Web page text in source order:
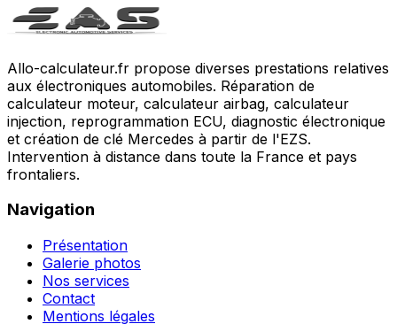
Allo-calculateur.fr propose diverses prestations relatives
aux électroniques automobiles. Réparation de
calculateur moteur, calculateur airbag, calculateur
injection, reprogrammation ECU, diagnostic électronique
et création de clé Mercedes à partir de l'EZS.
Intervention à distance dans toute la France et pays
frontaliers.
Navigation
Présentation
Galerie photos
Nos services
Contact
Mentions légales